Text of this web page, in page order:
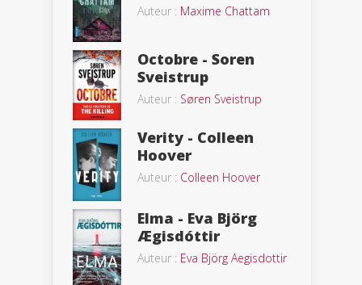
Auteur : Maxime Chattam
Octobre - Soren
Sveistrup
Auteur : Søren Sveistrup
Verity - Colleen
Hoover
Auteur : Colleen Hoover
Elma - Eva Björg
Ægisdóttir
Auteur : Eva Björg Aegisdottir